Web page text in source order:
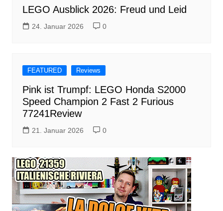
LEGO Ausblick 2026: Freud und Leid
24. Januar 2026 0
FEATURED Reviews
Pink ist Trumpf: LEGO Honda S2000
Speed Champion 2 Fast 2 Furious
77241Review
21. Januar 2026 0